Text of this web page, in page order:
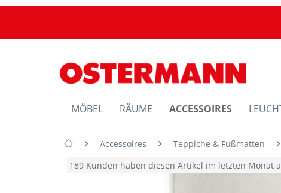
MÖBEL RÄUME ACCESSOIRES
Accessoires Teppiche & Fußmatten
189 Kunden haben diesen Artikel im letzten Monat